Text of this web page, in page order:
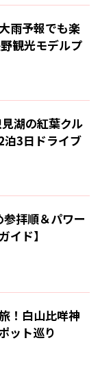
雨予報でも楽
観光モデルプ
湖の紅葉クル
泊3日ドライブ
参拝順＆パワー
イド】
！白山比咩神
ット巡り